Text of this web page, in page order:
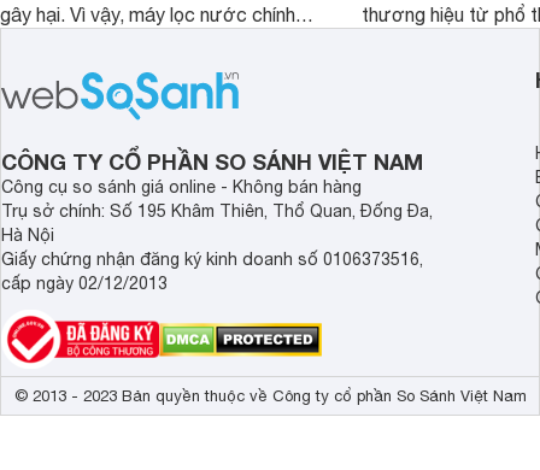
gây hại. Vì vậy, máy lọc nước chính
sức khỏe và đảm bảo nguồn nước
sạch cho cả gia đình.
thương hiệu từ phổ
cửa điện tử hãng
sẽ so sánh 5
Demax, Hubert và
CÔNG TY CỔ PHẦN SO SÁNH VIỆT NAM
Công cụ so sánh giá online - Không bán hàng
Trụ sở chính: Số 195 Khâm Thiên, Thổ Quan, Đống Đa,
Hà Nội
Giấy chứng nhận đăng ký kinh doanh số 0106373516,
cấp ngày 02/12/2013
© 2013 - 2023 Bản quyền thuộc về Công ty cổ phần So Sánh Việt Nam